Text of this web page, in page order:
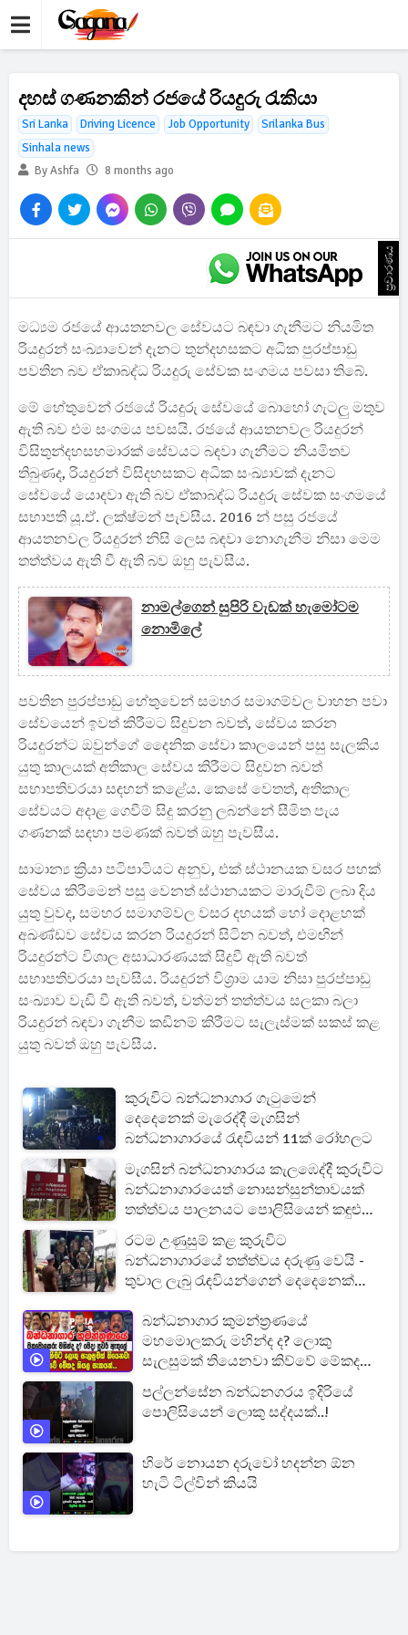
දහස් ගණනකින් රජයේ රියදුරු රැකියා
Sri Lanka Driving Licence Job Opportunity
Srilanka Bus
Sinhala news
By Ashfa
8 months ago
ප්‍රචාරණය
මධ්‍යම රජයේ ආයතනවල සේවයට බඳවා ගැනීමට නියමිත
රියදුරන් සංඛ්‍යාවෙන් දැනට තුන්දහසකට අධික පුරප්පාඩු
පවතින බව ඒකාබද්ධ රියදුරු සේවක සංගමය පවසා තිබේ.
මේ හේතුවෙන් රජයේ රියදුරු සේවයේ බොහෝ ගැටලු මතුව
ඇති බව එම සංගමය පවසයි. රජයේ ආයතනවල රියදුරන්
විසිතුන්දහසහමාරක් සේවයට බඳවා ගැනීමට නියමිතව
තිබුණද, රියදුරන් විසිදහසකට අධික සංඛ්‍යාවක් දැනට
සේවයේ යොදවා ඇති බව ඒකාබද්ධ රියදුරු සේවක සංගමයේ
සභාපති යූ.ඒ. ලක්ෂ්මන් පැවසීය. 2016 න් පසු රජයේ
ආයතනවල රියදුරන් නිසි ලෙස බඳවා නොගැනීම නිසා මෙම
තත්ත්වය ඇති වී ඇති බව ඔහු පැවසීය.
නාමල්ගෙන් සුපිරි වැඩක් හැමෝටම
නොමිලේ
පවතින පුරප්පාඩු හේතුවෙන් සමහර සමාගම්වල වාහන පවා
සේවයෙන් ඉවත් කිරීමට සිදුවන බවත්, සේවය කරන
රියදුරන්ට ඔවුන්ගේ දෛනික සේවා කාලයෙන් පසු සැලකිය
යුතු කාලයක් අතිකාල සේවය කිරීමට සිදුවන බවත්
සභාපතිවරයා සඳහන් කළේය. කෙසේ වෙතත්, අතිකාල
සේවයට අදාළ ගෙවීම් සිදු කරනු ලබන්නේ සීමිත පැය
ගණනක් සඳහා පමණක් බවත් ඔහු පැවසීය.
සාමාන්‍ය ක්‍රියා පටිපාටියට අනුව, එක් ස්ථානයක වසර පහක්
සේවය කිරීමෙන් පසු වෙනත් ස්ථානයකට මාරුවීම් ලබා දිය
යුතු වුවද, සමහර සමාගම්වල වසර දහයක් හෝ දොළහක්
අඛණ්ඩව සේවය කරන රියදුරන් සිටින බවත්, එමඟින්
රියදුරන්ට විශාල අසාධාරණයක් සිදුවී ඇති බවත්
සභාපතිවරයා පැවසීය. රියදුරන් විශ්‍රාම යාම නිසා පුරප්පාඩු
සංඛ්‍යාව වැඩි වී ඇති බවත්, වත්මන් තත්ත්වය සලකා බලා
රියදුරන් බඳවා ගැනීම කඩිනම් කිරීමට සැලැස්මක් සකස් කළ
යුතු බවත් ඔහු පැවසීය.
කුරුවිට බන්ධනාගාර ගැටුමෙන්
දෙදෙනෙක් මැරෙද්දී මැගසින්
බන්ධනාගාරයේ රැඳවියන් 11ක් රෝහලට
මැගසින් බන්ධනාගාරය කැලඹෙද්දී කුරුවිට
බන්ධනාගාරයෙත් නොසන්සුන්තාවයක්
තත්ත්වය පාලනයට පොලිසියෙන් කඳුළු
ගෑස්
රටම උණුසුම් කළ කුරුවිට
බන්ධනාගාරයේ තත්ත්වය දරුණු වෙයි -
තුවාල ලැබු රැඳවියන්ගෙන් දෙදෙනෙක්
බන්ධනාගාර කුමන්ත්‍රණයේ
මහමොලකරු මහින්ද ද? ලොකු
සැලසුමක් තියෙනවා කිව්වේ මේකද
කියල සැකයක්...
පල්ලන්සේන බන්ධනගරය ඉදිරියේ
පොලිසියෙන් ලොකු සද්දයක්..!
හිරේ නොයන දරුවෝ හදන්න ඕන
හැටි ටිල්වින් කියයි